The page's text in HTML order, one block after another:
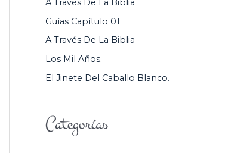
R
:
A Través De La Biblia
Guías Capítulo 01
A Través De La Biblia
Los Mil Años.
El Jinete Del Caballo Blanco.
Categorías